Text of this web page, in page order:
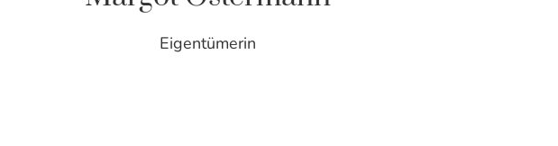
Eigentümerin